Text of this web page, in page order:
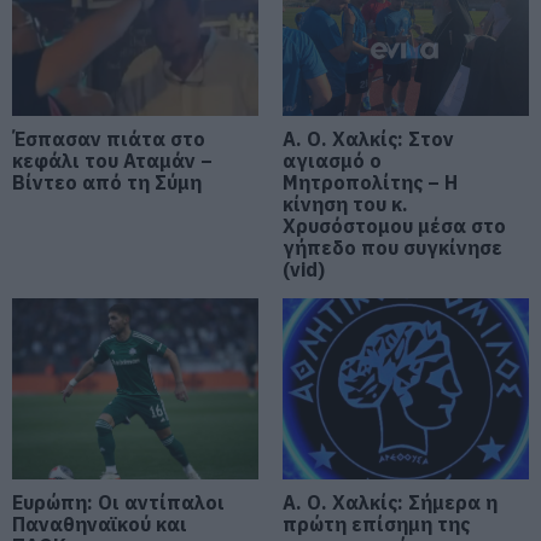
Εικόνα
06.08.2026 | 18:40
Έπαθε ηλεκτροπληξία ενώ έκλεβε
καλώδια – Οι συνεργοί του τον
εγκατέλειψαν
06.08.2026 | 18:20
Πανικός σε πανηγύρι της Εύβοιας:
Δείτε τι έγινε χθες το βράδυ
Φωτιά στη Σκύρο: Πηγαίνουν
ενισχύσεις στο Νησί – Τώρα
πυροσβεστικά στο λιμάνι της
06.08.2026 | 17:40
Έρχεται το νέο υπερσύγχρονο
αθλητικό κέντρο στην Εύβοια –
Έσπασαν πιάτα στο
κεφάλι του Αταμάν –
Βίντεο από τη Σύμη
Α. Ο. Χαλκίς: Στον
αγιασμό ο
Μητροπολίτης – Η
κίνηση του κ.
Χρυσόστομου μέσα στο
γήπεδο που συγκίνησε
(vid)
Ευρώπη: Οι αντίπαλοι
Παναθηναϊκού και
Α. Ο. Χαλκίς: Σήμερα η
πρώτη επίσημη της